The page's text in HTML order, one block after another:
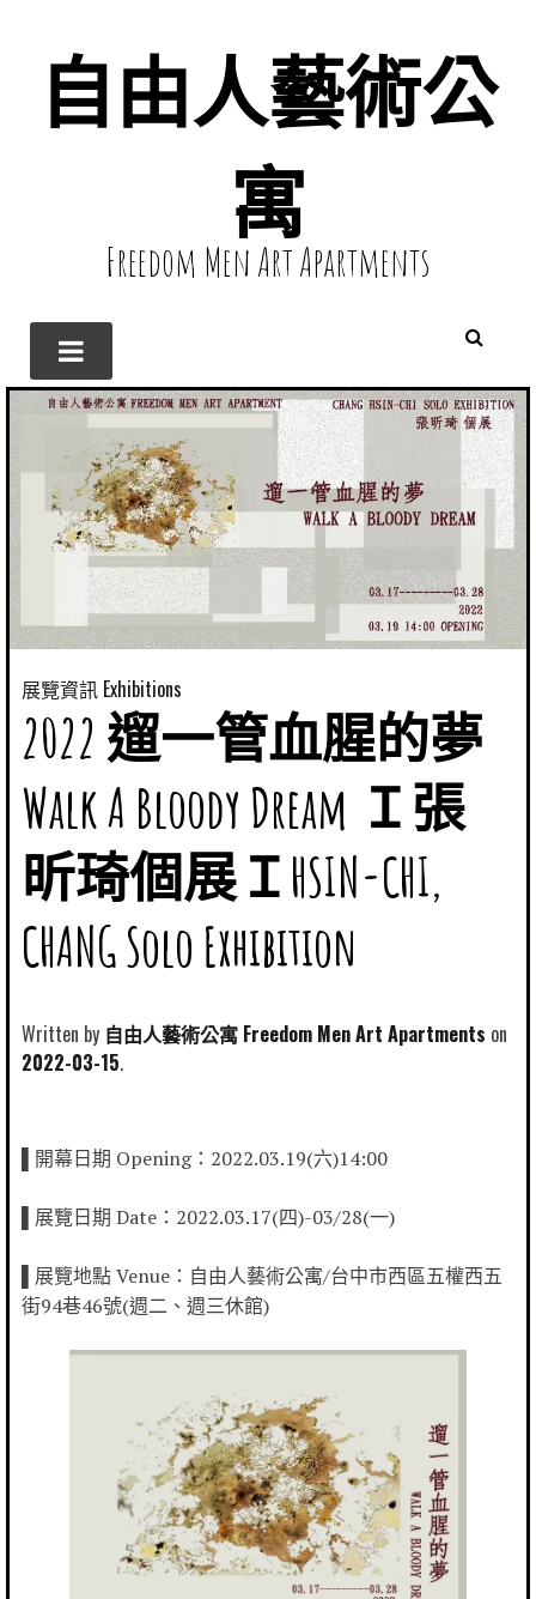
自由人藝術公
寓
Freedom Men Art Apartments
展覽資訊 Exhibitions
2022 遛一管血腥的夢
Walk A Bloody Dream Ｉ張
昕琦個展ＩHSIN-CHI,
CHANG Solo Exhibition
Written by 自由人藝術公寓 Freedom Men Art Apartments
2022-03-15
▌開幕日期 Opening：2022.03.19(六)14:00
▌展覽日期 Date：2022.03.17(四)-03/28(一)
▌展覽地點 Venue：自由人藝術公寓/台中市西區五權西五
街94巷46號(週二、週三休館)